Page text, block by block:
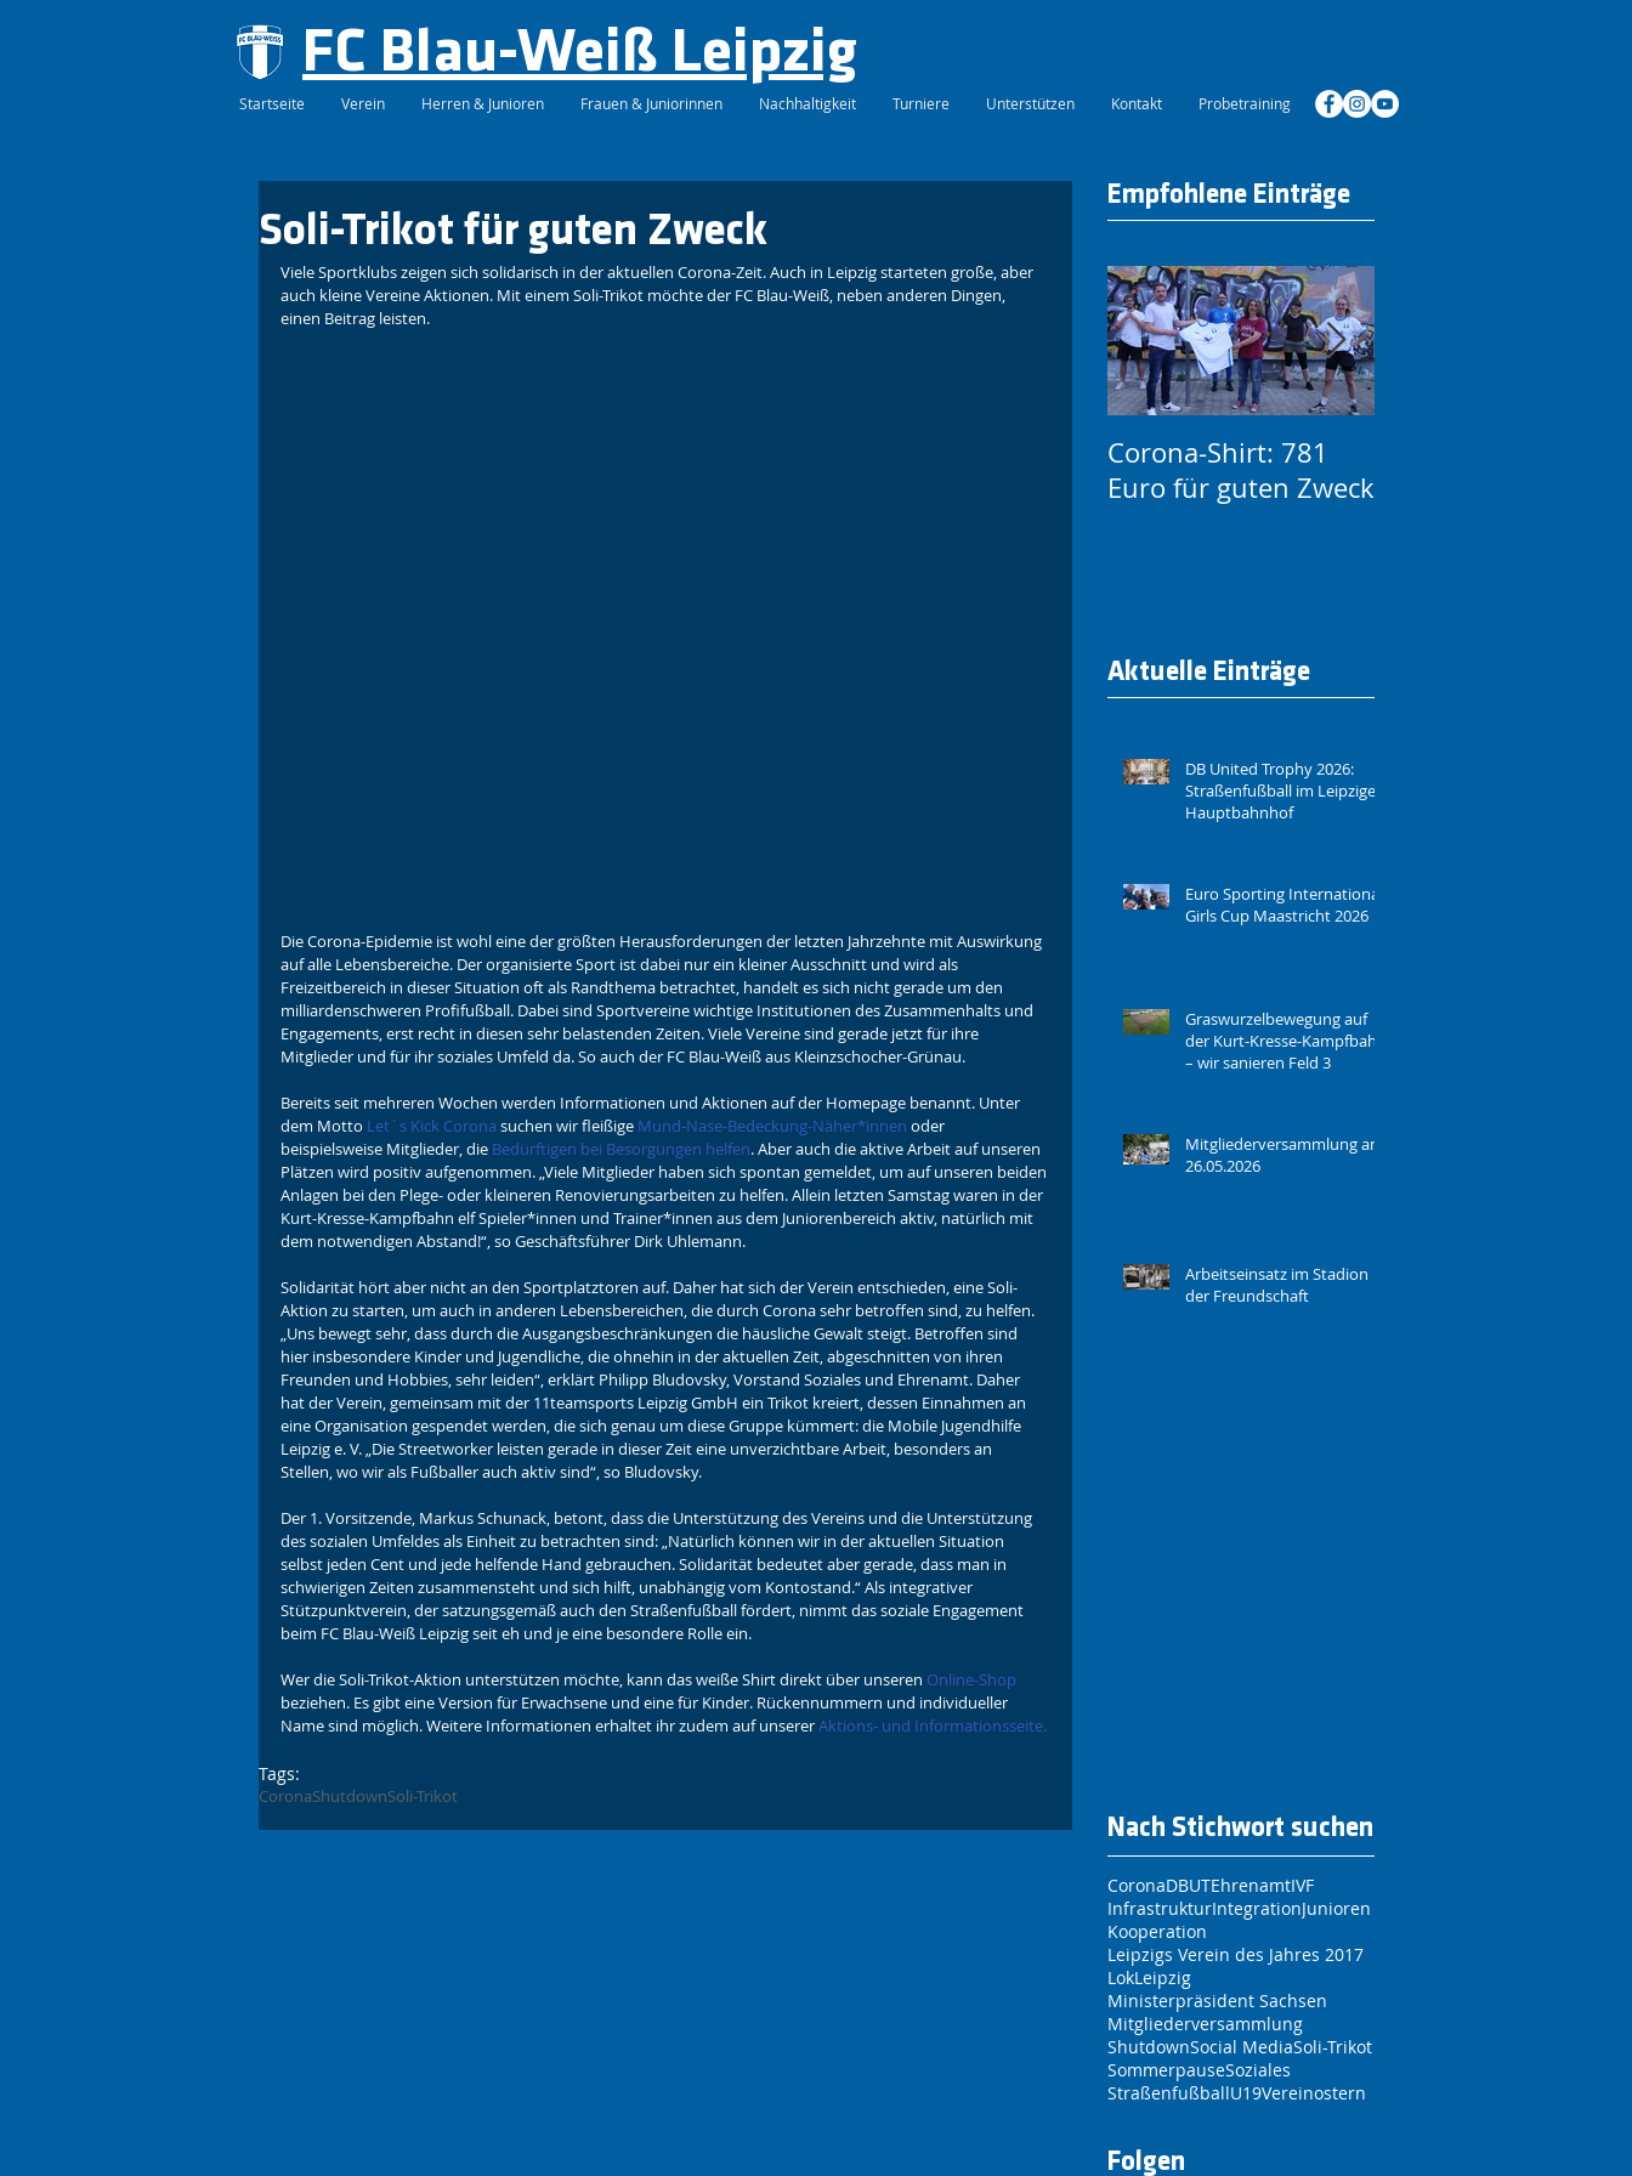
Startseite Verein Herren & Junioren Frauen & Juniorinnen Nachhaltigkeit Turniere Unterstützen Kontakt Probetraining
Soli-Trikot für guten Zweck
Viele Sportklubs zeigen sich solidarisch in der aktuellen Corona-Zeit. Auch in Leipzig starteten große, aber
auch kleine Vereine Aktionen. Mit einem Soli-Trikot möchte der FC Blau-Weiß, neben anderen Dingen,
einen Beitrag leisten.
Die Corona-Epidemie ist wohl eine der größten Herausforderungen der letzten Jahrzehnte mit Auswirkung
auf alle Lebensbereiche. Der organisierte Sport ist dabei nur ein kleiner Ausschnitt und wird als
Freizeitbereich in dieser Situation oft als Randthema betrachtet, handelt es sich nicht gerade um den
milliardenschweren Profifußball. Dabei sind Sportvereine wichtige Institutionen des Zusammenhalts und
Engagements, erst recht in diesen sehr belastenden Zeiten. Viele Vereine sind gerade jetzt für ihre
Mitglieder und für ihr soziales Umfeld da. So auch der FC Blau-Weiß aus Kleinzschocher-Grünau.
Bereits seit mehreren Wochen werden Informationen und Aktionen auf der Homepage benannt. Unter
dem Motto Let´s Kick Corona suchen wir fleißige Mund-Nase-Bedeckung-Näher*innen oder
beispielsweise Mitglieder, die Bedürftigen bei Besorgungen helfen. Aber auch die aktive Arbeit auf unseren
Plätzen wird positiv aufgenommen. „Viele Mitglieder haben sich spontan gemeldet, um auf unseren beiden
Anlagen bei den Plege- oder kleineren Renovierungsarbeiten zu helfen. Allein letzten Samstag waren in der
Kurt-Kresse-Kampfbahn elf Spieler*innen und Trainer*innen aus dem Juniorenbereich aktiv, natürlich mit
dem notwendigen Abstand!“, so Geschäftsführer Dirk Uhlemann.
Solidarität hört aber nicht an den Sportplatztoren auf. Daher hat sich der Verein entschieden, eine Soli-
Aktion zu starten, um auch in anderen Lebensbereichen, die durch Corona sehr betroffen sind, zu helfen.
„Uns bewegt sehr, dass durch die Ausgangsbeschränkungen die häusliche Gewalt steigt. Betroffen sind
hier insbesondere Kinder und Jugendliche, die ohnehin in der aktuellen Zeit, abgeschnitten von ihren
Freunden und Hobbies, sehr leiden“, erklärt Philipp Bludovsky, Vorstand Soziales und Ehrenamt. Daher
hat der Verein, gemeinsam mit der 11teamsports Leipzig GmbH ein Trikot kreiert, dessen Einnahmen an
eine Organisation gespendet werden, die sich genau um diese Gruppe kümmert: die Mobile Jugendhilfe
Leipzig e. V. „Die Streetworker leisten gerade in dieser Zeit eine unverzichtbare Arbeit, besonders an
Stellen, wo wir als Fußballer auch aktiv sind“, so Bludovsky.
Der 1. Vorsitzende, Markus Schunack, betont, dass die Unterstützung des Vereins und die Unterstützung
des sozialen Umfeldes als Einheit zu betrachten sind: „Natürlich können wir in der aktuellen Situation
selbst jeden Cent und jede helfende Hand gebrauchen. Solidarität bedeutet aber gerade, dass man in
schwierigen Zeiten zusammensteht und sich hilft, unabhängig vom Kontostand.“ Als integrativer
Stützpunktverein, der satzungsgemäß auch den Straßenfußball fördert, nimmt das soziale Engagement
beim FC Blau-Weiß Leipzig seit eh und je eine besondere Rolle ein.
Wer die Soli-Trikot-Aktion unterstützen möchte, kann das weiße Shirt direkt über unseren Online-Shop
beziehen. Es gibt eine Version für Erwachsene und eine für Kinder. Rückennummern und individueller
Name sind möglich. Weitere Informationen erhaltet ihr zudem auf unserer Aktions- und Informationsseite.
Tags:
CoronaShutdownSoli-Trikot
Empfohlene Einträge
Corona-Shirt: 781
Euro für guten Zweck
Aktuelle Einträge
DB United Trophy 2026:
Straßenfußball im Leipziger
Hauptbahnhof
Euro Sporting International
Girls Cup Maastricht 2026
Graswurzelbewegung auf
der Kurt-Kresse-Kampfbahn
– wir sanieren Feld 3
Mitgliederversammlung am
26.05.2026
Arbeitseinsatz im Stadion
der Freundschaft
Nach Stichwort suchen
CoronaDBUTEhrenamtIVF
InfrastrukturIntegrationJunioren
Kooperation
Leipzigs Verein des Jahres 2017
LokLeipzig
Ministerpräsident Sachsen
Mitgliederversammlung
ShutdownSocial MediaSoli-Trikot
SommerpauseSoziales
StraßenfußballU19Vereinostern
Folgen
FC Blau-Weiß Leipzig